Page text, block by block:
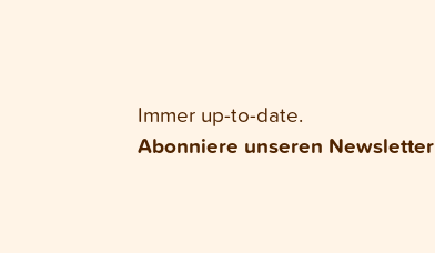
Immer up-to-date.
Abonniere unseren Newsletter